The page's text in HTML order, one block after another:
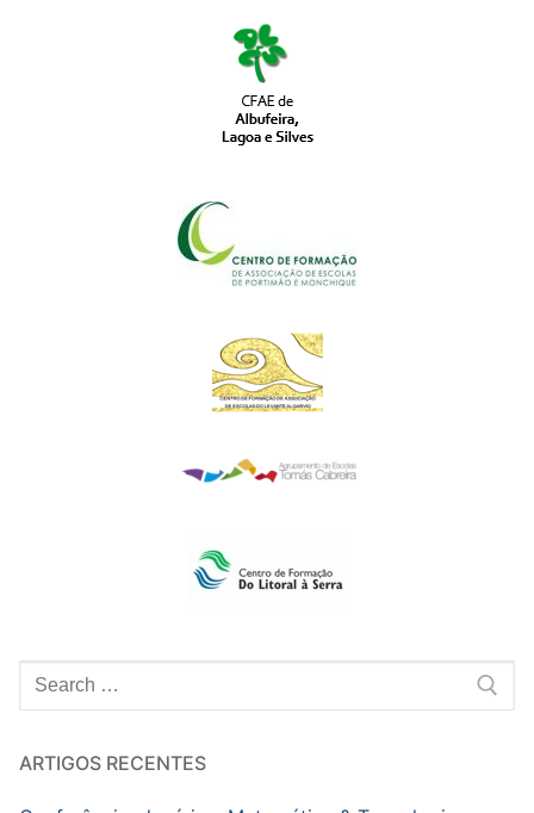
Pesquisar
por:
ARTIGOS RECENTES